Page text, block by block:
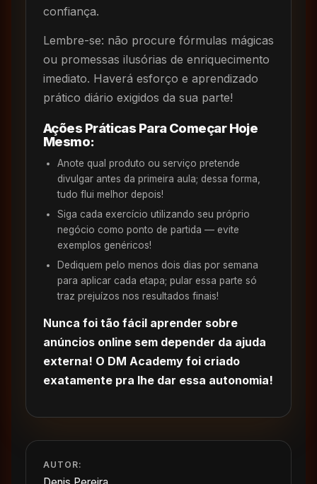
confiança.
Lembre-se: não procure fórmulas mágicas
ou promessas ilusórias de enriquecimento
imediato. Haverá esforço e aprendizado
prático diário exigidos da sua parte!
Ações Práticas Para Começar Hoje
Mesmo:
Anote qual produto ou serviço pretende
divulgar antes da primeira aula; dessa forma,
tudo flui melhor depois!
Siga cada exercício utilizando seu próprio
negócio como ponto de partida — evite
exemplos genéricos!
Dediquem pelo menos dois dias por semana
para aplicar cada etapa; pular essa parte só
traz prejuízos nos resultados finais!
Nunca foi tão fácil aprender sobre
anúncios online sem depender da ajuda
externa! O DM Academy foi criado
exatamente pra lhe dar essa autonomia!
AUTOR: